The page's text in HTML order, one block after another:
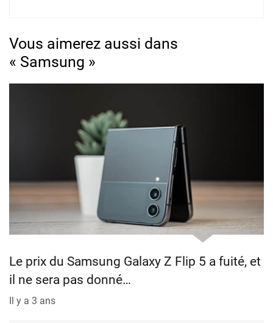
Vous aimerez aussi dans
« Samsung »
Le prix du Samsung Galaxy Z Flip 5 a fuité, et
il ne sera pas donné…
Il y a 3 ans